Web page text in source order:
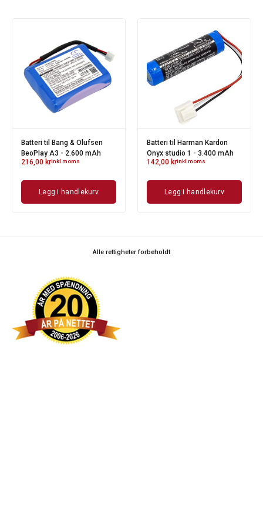
Batteri til Bang & Olufsen
BeoPlay A3 - 2.600 mAh
216,00 krinkl moms
Legg i handlekurv
Batteri til Harman Kardon
Onyx studio 1 - 3.400 mAh
142,00 krinkl moms
Legg i handlekurv
Alle rettigheter forbeholdt